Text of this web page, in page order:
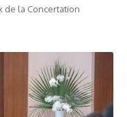
de la Concertation